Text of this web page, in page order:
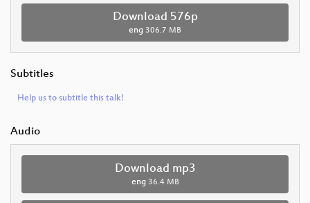
Download 576p
eng 306.7 MB
Subtitles
Help us to subtitle this talk!
Audio
Download mp3
eng 36.4 MB